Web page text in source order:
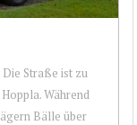
Die Straße ist zu
Während
Bälle über